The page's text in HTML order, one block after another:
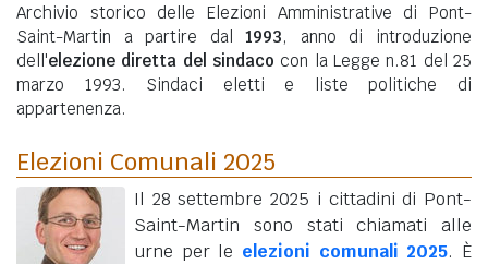
Archivio storico delle Elezioni Amministrative di Pont-
Saint-Martin a partire dal1993, anno di introduzione
dell'elezione diretta del sindaco con la Legge n.81 del 25
marzo 1993. Sindaci eletti e liste politiche di
appartenenza.
Elezioni Comunali 2025
Il 28 settembre 2025 i cittadini di Pont-
Saint-Martin sono stati chiamati alle
urne per le elezioni comunali 2025. È